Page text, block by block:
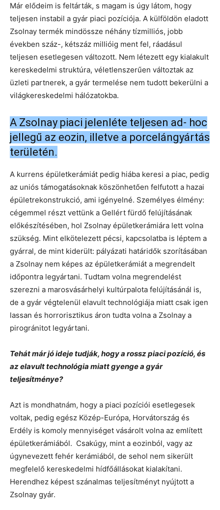
Már elődeim is feltárták, s magam is úgy látom, hogy
teljesen instabil a gyár piaci pozíciója. A külföldön eladott
Zsolnay termék mindössze néhány tízmilliós, jobb
években száz-, kétszáz millióig ment fel, ráadásul
teljesen esetlegesen változott. Nem létezett egy kialakult
kereskedelmi struktúra, véletlenszerűen változtak az
üzleti partnerek, a gyár termelése nem tudott bekerülni a
világkereskedelmi hálózatokba.
A Zsolnay piaci jelenléte teljesen ad- hoc
jellegű az eozin, illetve a porcelángyártás
területén.
A kurrens épületkerámiát pedig hiába keresi a piac, pedig
az uniós támogatásoknak köszönhetően felfutott a hazai
épületrekonstrukció, ami igényelné. Személyes élmény:
cégemmel részt vettünk a Gellért fürdő felújításának
előkészítésében, hol Zsolnay épületkerámiára lett volna
szükség. Mint elkötelezett pécsi, kapcsolatba is léptem a
gyárral, de mint kiderült: pályázati határidők szorításában
a Zsolnay nem képes az épületkerámiát a megrendelt
időpontra legyártani. Tudtam volna megrendelést
szerezni a marosvásárhelyi kultúrpalota felújításánál is,
de a gyár végtelenül elavult technológiája miatt csak igen
lassan és horrorisztikus áron tudta volna a Zsolnay a
pirogránitot legyártani.
Tehát már jó ideje tudják, hogy a rossz piaci pozíció, és
az elavult technológia miatt gyenge a gyár
teljesítménye?
Azt is mondhatnám, hogy a piaci pozíciói esetlegesek
voltak, pedig egész Közép-Európa, Horvátország és
Erdély is komoly mennyiséget vásárolt volna az említett
épületkerámiából. Csakúgy, mint a eozinból, vagy az
úgynevezett fehér kerámiából, de sehol nem sikerült
megfelelő kereskedelmi hídfőállásokat kialakítani.
Herendhez képest szánalmas teljesítményt nyújtott a
Zsolnay gyár.